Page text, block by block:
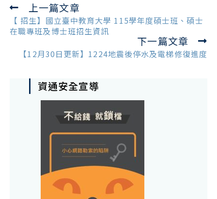
Read
more
articles
上一篇文章
【 招生】國立臺中教育大學 115學年度碩士班、碩士
在職專班及博士班招生資訊
下一篇文章
【12月30日更新】1224地震後停水及電梯修復進度
資通安全宣導